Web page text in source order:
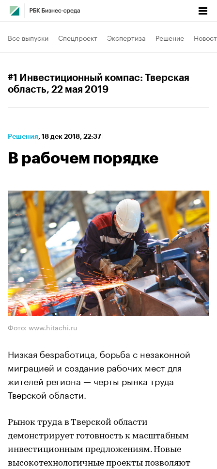
Все выпуски Спецпроект Экспертиза Решение
#1 Инвестиционный компас: Тверская
область, 22 мая 2019
Решения⁠, 18 дек 2018, 22:37
В рабочем порядке
Фото: www.hitachi.ru
Низкая безработица, борьба с незаконной
миграцией и создание рабочих мест для
жителей региона — черты рынка труда
Тверской области.
Рынок труда в Тверской области
демонстрирует готовность к масштабным
инвестиционным предложениям. Новые
высокотехнологичные проекты позволяют